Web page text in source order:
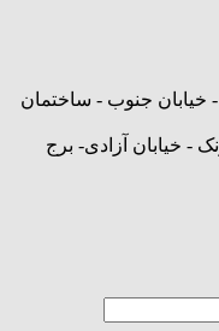
- خیابان جنوب - ساختمان
- خیابان آزادی- برج